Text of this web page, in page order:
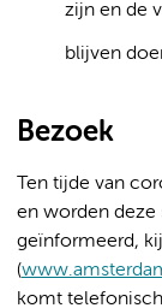
zijn en de
blijven
Bezoek
Ten tijde van
en worden deze
geïnformeerd,
(
komt